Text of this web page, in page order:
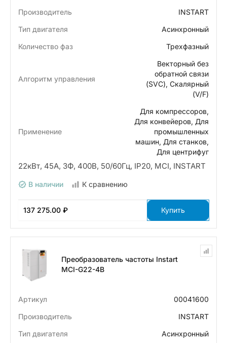
Производитель
INSTART
Тип двигателя
Асинхронный
Количество фаз
Трехфазный
Алгоритм управления
Векторный без
обратной связи
(SVC), Скалярный
(V/F)
Применение
Для компрессоров,
Для конвейеров, Для
промышленных
машин, Для станков,
Для центрифуг
22кВт, 45А, 3Ф, 400В, 50/60Гц, IP20, MCI, INSTART
В наличии К сравнению
137 275.00 ₽ Купить
Преобразователь частоты Instart
MCI-G22-4B
Артикул
00041600
Производитель
INSTART
Тип двигателя
Асинхронный